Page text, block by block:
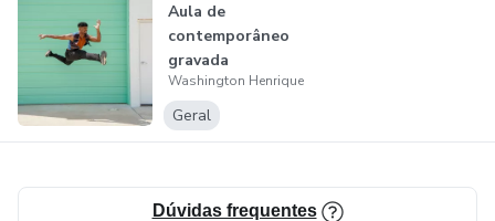
Aula de
contemporâneo
gravada
Washington Henrique
Geral
Dúvidas frequentes